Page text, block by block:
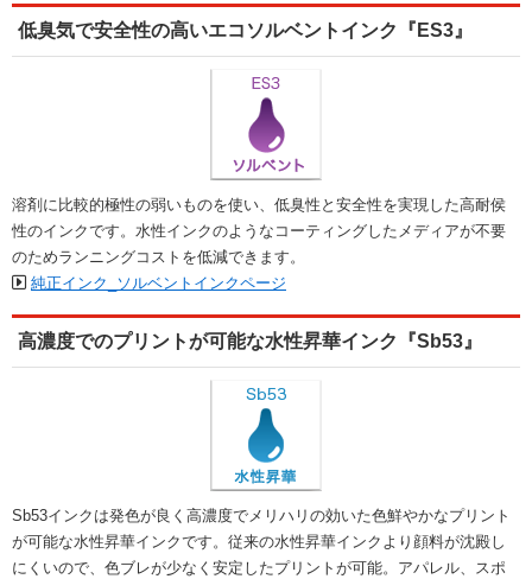
低臭気で安全性の高いエコソルベントインク『ES3』
溶剤に比較的極性の弱いものを使い、低臭性と安全性を実現した高耐侯
性のインクです。水性インクのようなコーティングしたメディアが不要
のためランニングコストを低減できます。
純正インク_ソルベントインクページ
高濃度でのプリントが可能な水性昇華インク『Sb53』
Sb53インクは発色が良く高濃度でメリハリの効いた色鮮やかなプリント
が可能な水性昇華インクです。従来の水性昇華インクより顔料が沈殿し
にくいので、色ブレが少なく安定したプリントが可能。アパレル、スポ